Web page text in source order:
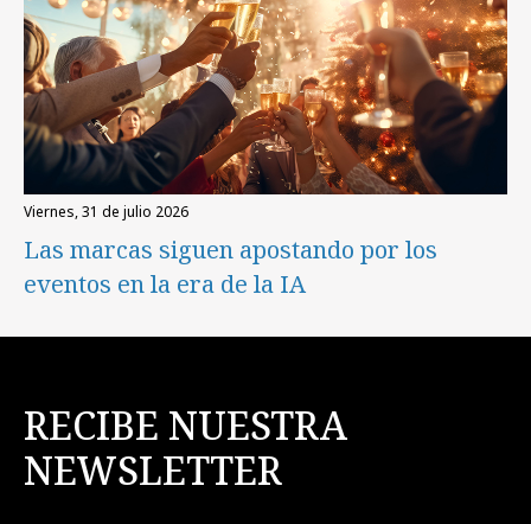
viernes, 31 de julio 2026
Las marcas siguen apostando por los
eventos en la era de la IA
RECIBE NUESTRA
NEWSLETTER